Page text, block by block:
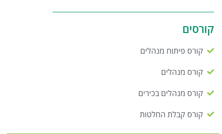
קורסים
קורס פיתוח מנהלים
קורס מנהלים
קורס מנהלים בכירים
קורס קבלת החלטות